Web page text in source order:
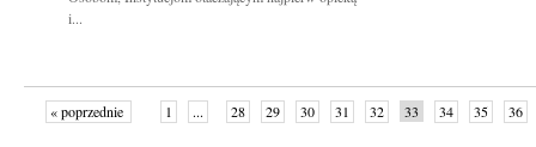
i...
« poprzednie 1 ... 28 29 30 31 32 33 34 35
36